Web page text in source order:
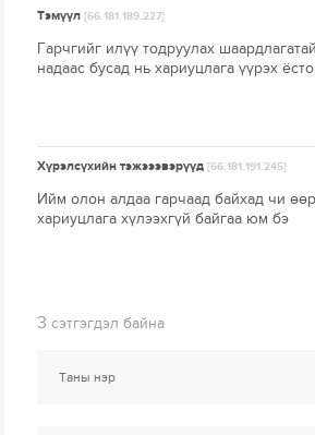
Тэмүүл[66.181.189.227]
Гарчгийг илүү тодруулах
надаас бусад нь хариуцлага үүрэх
Хүрэлсүхийн тэжэээвэрүүд[66.181.191.245]
Ийм олон алдаа гарчаад байхад чи
хариуцлага хүлээхгүй байгаа юм бэ
3 сэтгэгдэл байна